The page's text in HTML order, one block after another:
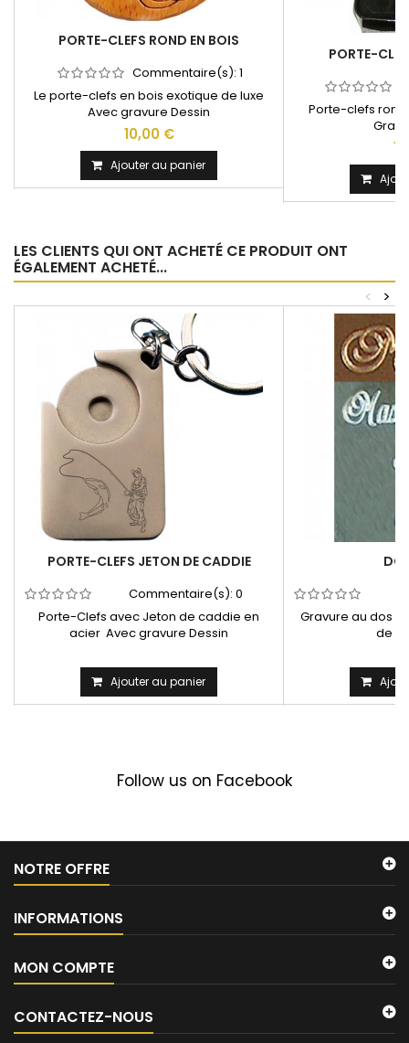
PORTE-CLEFS ROND EN BOIS
Commentaire(s): 1
Le porte-clefs en bois exotique de luxe
Avec gravure Dessin
10,00 €
Ajouter au panier
PORTE-
Porte-clefs
LES CLIENTS QUI ONT ACHETÉ CE PRODUIT ONT
ÉGALEMENT ACHETÉ...
>
<
PORTE-CLEFS JETON DE CADDIE
Commentaire(s): 0
Porte-Clefs avec Jeton de caddie en
acier Avec gravure Dessin
Ajouter au panier
Gravure au dos
de
Follow us on Facebook
NOTRE OFFRE
INFORMATIONS
MON COMPTE
CONTACTEZ-NOUS